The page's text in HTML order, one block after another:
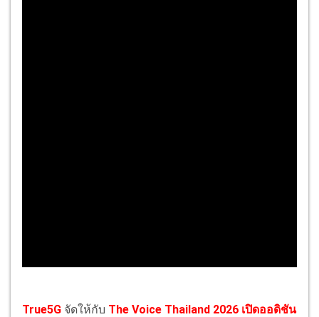
True5G จัดให้กับ The Voice Thailand 2026 เปิดออดิชัน